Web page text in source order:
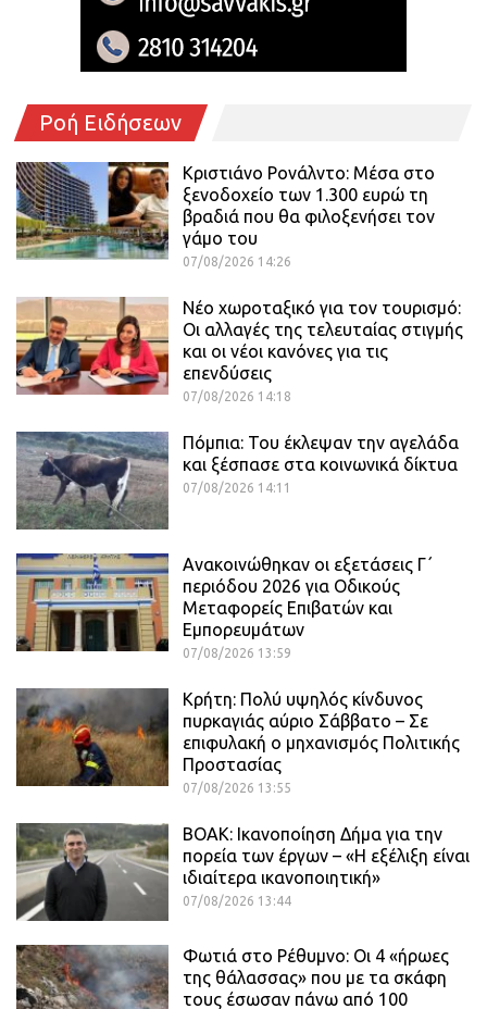
Ροή Ειδήσεων
Κριστιάνο Ρονάλντο: Μέσα στο
ξενοδοχείο των 1.300 ευρώ τη
βραδιά που θα φιλοξενήσει τον
γάμο του
07/08/2026 14:26
Νέο χωροταξικό για τον τουρισμό:
Οι αλλαγές της τελευταίας στιγμής
και οι νέοι κανόνες για τις
επενδύσεις
07/08/2026 14:18
Πόμπια: Του έκλεψαν την αγελάδα
και ξέσπασε στα κοινωνικά δίκτυα
07/08/2026 14:11
Ανακοινώθηκαν οι εξετάσεις Γ΄
περιόδου 2026 για Οδικούς
Μεταφορείς Επιβατών και
Εμπορευμάτων
07/08/2026 13:59
Κρήτη: Πολύ υψηλός κίνδυνος
πυρκαγιάς αύριο Σάββατο – Σε
επιφυλακή ο μηχανισμός Πολιτικής
Προστασίας
07/08/2026 13:55
ΒΟΑΚ: Ικανοποίηση Δήμα για την
πορεία των έργων – «Η εξέλιξη είναι
ιδιαίτερα ικανοποιητική»
07/08/2026 13:44
Φωτιά στο Ρέθυμνο: Οι 4 «ήρωες
της θάλασσας» που με τα σκάφη
τους έσωσαν πάνω από 100